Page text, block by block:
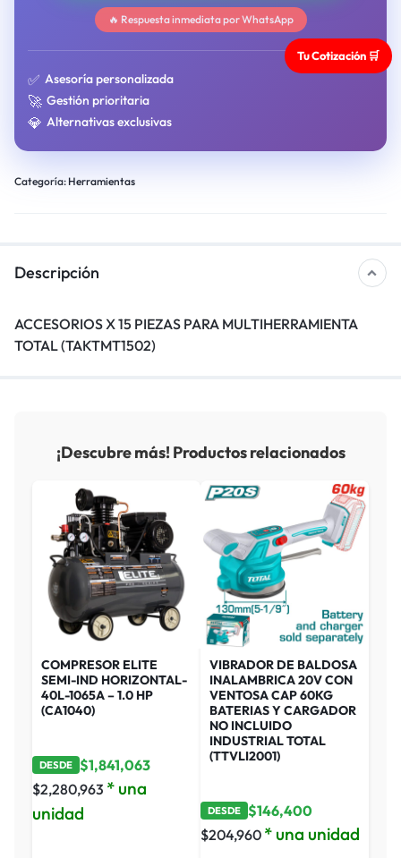
🔥 Respuesta inmediata por WhatsApp
✅ Asesoría personalizada
🚀 Gestión prioritaria
💎 Alternativas exclusivas
Categoría: Herramientas
Descripción
ACCESORIOS X 15 PIEZAS PARA MULTIHERRAMIENTA
TOTAL (TAKTMT1502)
¡Descubre más! Productos relacionados
COMPRESOR ELITE
SEMI-IND HORIZONTAL-
40L-1065A – 1.0 HP
(CA1040)
DESDE $1,841,063
$2,280,963 * una
unidad
VIBRADOR DE BALDOSA
INALAMBRICA 20V CON
VENTOSA CAP 60KG
BATERIAS Y CARGADOR
NO INCLUIDO
INDUSTRIAL TOTAL
(TTVLI2001)
DESDE $146,400
$204,960 * una unidad
Tu Cotización 🛒